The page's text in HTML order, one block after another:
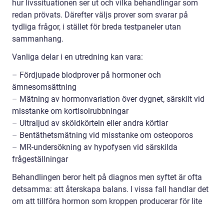
hur livssituationen ser ut och vilka behandlingar som
redan prövats. Därefter väljs prover som svarar på
tydliga frågor, i stället för breda testpaneler utan
sammanhang.
Vanliga delar i en utredning kan vara:
– Fördjupade blodprover på hormoner och
ämnesomsättning
– Mätning av hormonvariation över dygnet, särskilt vid
misstanke om kortisolrubbningar
– Ultraljud av sköldkörteln eller andra körtlar
– Bentäthetsmätning vid misstanke om osteoporos
– MR-undersökning av hypofysen vid särskilda
frågeställningar
Behandlingen beror helt på diagnos men syftet är ofta
detsamma: att återskapa balans. I vissa fall handlar det
om att tillföra hormon som kroppen producerar för lite